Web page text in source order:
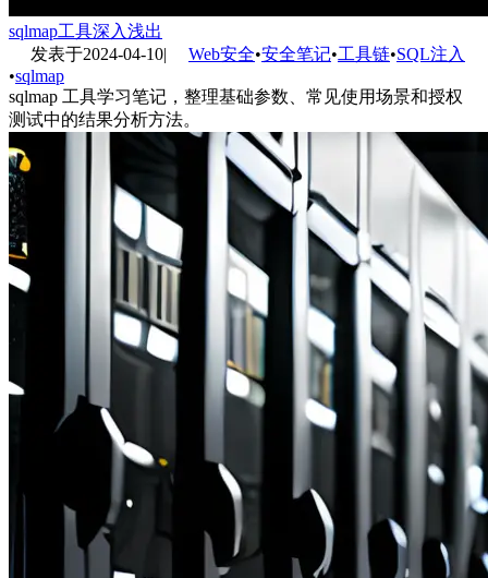
sqlmap工具深入浅出
发表于2024-04-10| Web安全•安全笔记•工具链•SQL注入
•sqlmap
sqlmap 工具学习笔记，整理基础参数、常见使用场景和授权
测试中的结果分析方法。